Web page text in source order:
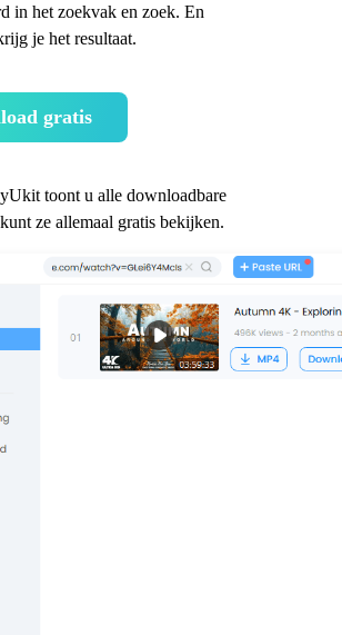
in het zoekvak en zoek. En
je het resultaat.
gratis
toont u alle downloadbare
ze allemaal gratis bekijken.